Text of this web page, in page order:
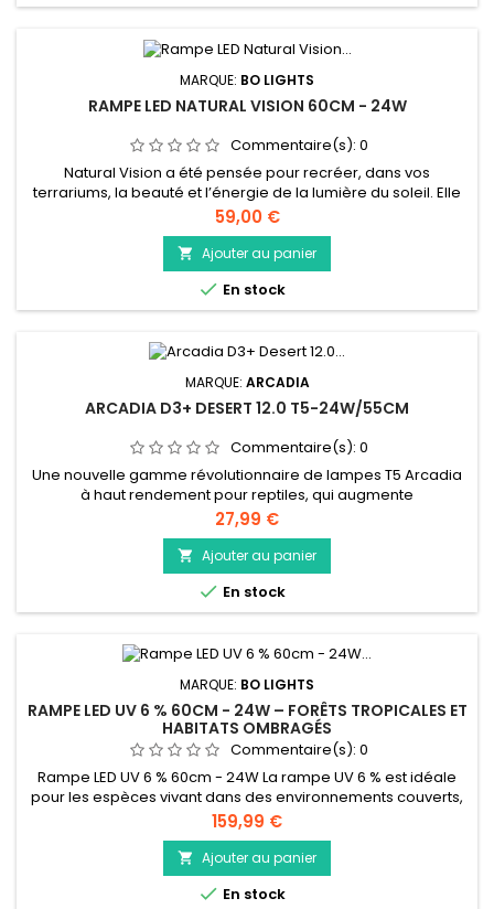
MARQUE: BO LIGHTS
RAMPE LED NATURAL VISION 60CM - 24W
Commentaire(s): 0
Natural Vision a été pensée pour recréer, dans vos
terrariums, la beauté et l’énergie de la lumière du soleil. Elle
révèle les couleurs naturelles de vos animaux, valorise
chaque détail de votre décor et favorise la croissance
harmonieuse de vos plantes. Vos reptiles retrouvent ainsi un
environnement lumineux fidèle à leur habitat, stimulant leur...
Prix
59,00 €
 Ajouter au panier
 En stock
MARQUE: ARCADIA
ARCADIA D3+ DESERT 12.0 T5-24W/55CM
Commentaire(s): 0
Une nouvelle gamme révolutionnaire de lampes T5 Arcadia
à haut rendement pour reptiles, qui augmente
considérablement la lumière visible et le rayonnement
ultraviolet par rapport aux lampes T8
Prix
27,99 €
 Ajouter au panier
 En stock
MARQUE: BO LIGHTS
RAMPE LED UV 6 % 60CM - 24W – FORÊTS TROPICALES ET
HABITATS OMBRAGÉS
Commentaire(s): 0
Rampe LED UV 6 % 60cm - 24W La rampe UV 6 % est idéale
pour les espèces vivant dans des environnements couverts,
où la lumière directe du soleil est filtrée par la végétation. Elle
reproduit une exposition douce et régulière, adaptée aux
reptiles sensibles et aux amphibiens diurnes. Exemples
d’espèces : geckos diurnes (Phelsuma), dendrobates,
caméléons de...
Prix
159,99 €
 Ajouter au panier
 En stock